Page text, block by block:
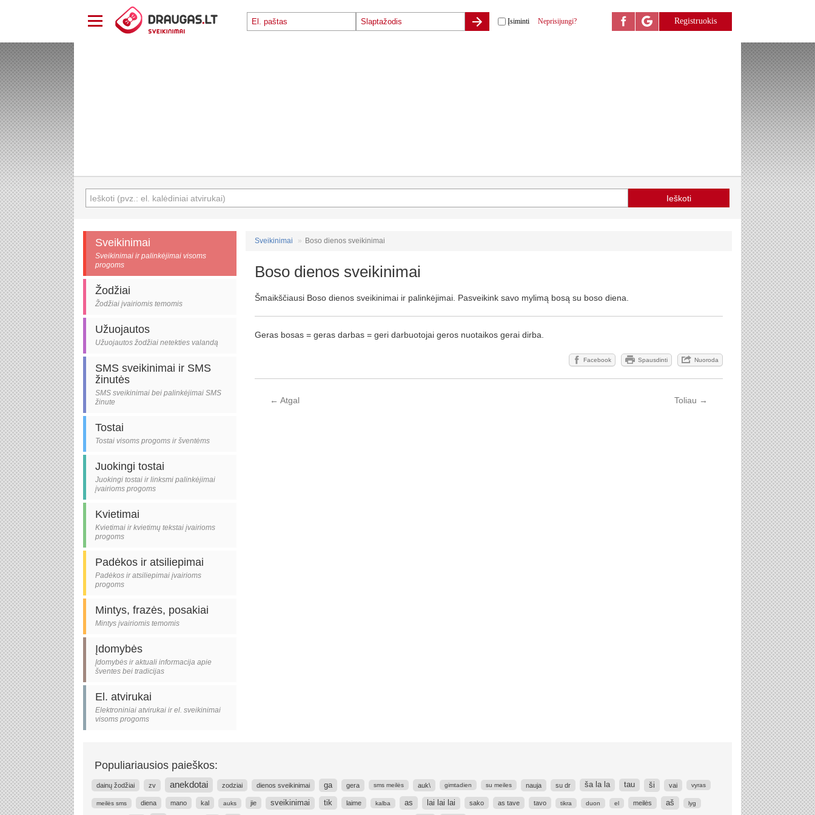
Įsiminti Neprisijungi? Registruokis
Sveikinimai
Sveikinimai ir palinkėjimai visoms
progoms
Žodžiai
Žodžiai įvairiomis temomis
Užuojautos
Užuojautos žodžiai netekties valandą
SMS sveikinimai ir SMS
žinutės
SMS sveikinimai bei palinkėjimai SMS
žinute
Tostai
Tostai visoms progoms ir šventėms
Juokingi tostai
Juokingi tostai ir linksmi palinkėjimai
įvairioms progoms
Kvietimai
Kvietimai ir kvietimų tekstai įvairioms
progoms
Padėkos ir atsiliepimai
Padėkos ir atsiliepimai įvairioms
progoms
Mintys, frazės, posakiai
Mintys įvairiomis temomis
Įdomybės
Įdomybės ir aktuali informacija apie
šventes bei tradicijas
El. atvirukai
Elektroniniai atvirukai ir el. sveikinimai
visoms progoms
Sveikinimai Boso dienos sveikinimai
Boso dienos sveikinimai
Šmaikščiausi Boso dienos sveikinimai ir palinkėjimai. Pasveikink savo mylimą bosą su boso diena.
Geras bosas = geras darbas = geri darbuotojai geros nuotaikos gerai dirba.
Facebook Spausdinti Nuoroda
← Atgal Toliau →
Populiariausios paieškos:
dainų žodžiai zv anekdotai zodziai dienos sveikinimai ga gera sms meilės auk\ gimtadien su meiles nauja su dr ša la la tau ši vai vyras
meilės sms diena mano kal auks jie sveikinimai tik laime kalba as lai lai lai sako as tave tavo tikra duon el meilės aš lyg